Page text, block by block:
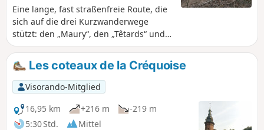
Eine lange, fast straßenfreie Route, die
sich auf die drei Kurzwanderwege
stützt: den „Maury“, den „Têtards“ und
den „Fréniaux“.Wählen Sie vorzugsweise
eine trockene Jahreszeit, da die Wege
bei Regen recht schlecht begehbar sein
können.Drei Viertel der Wanderung
verlaufen am Waldrand oder im Wald.
Les coteaux de la Créquoise
Visorando-Mitglied
16,95 km
+216 m
-219 m
5:30 Std.
Mittel